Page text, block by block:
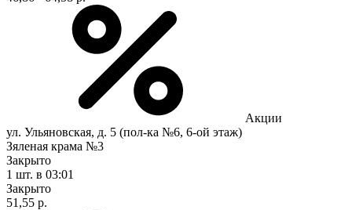
Акции
ул. Ульяновская, д. 5 (пол-ка №6, 6-ой этаж)
Зяленая крама №3
Закрыто
1 шт. в 03:01
Закрыто
51,55 р.